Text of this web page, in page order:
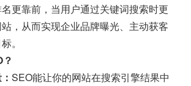
更靠前，当用户通过关键词搜索时更
，从而实现企业品牌曝光、主动获客
。
SEO能让你的网站在搜索引擎结果中